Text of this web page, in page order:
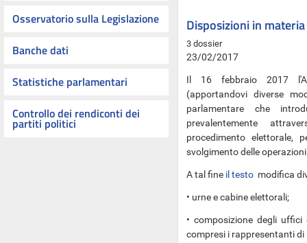
Osservatorio sulla Legislazione
Banche dati
Statistiche parlamentari
Controllo dei rendiconti dei
partiti politici
Disposizioni in
3 dossier
23/02/2017
Il 16 febbraio 2017
(apportandovi diverse
parlamentare che
prevalentemente
procedimento elettorale,
svolgimento delle
A tal fine il testo modifica
• urne e cabine elettorali;
• composizione degli
compresi i rappresentanti di